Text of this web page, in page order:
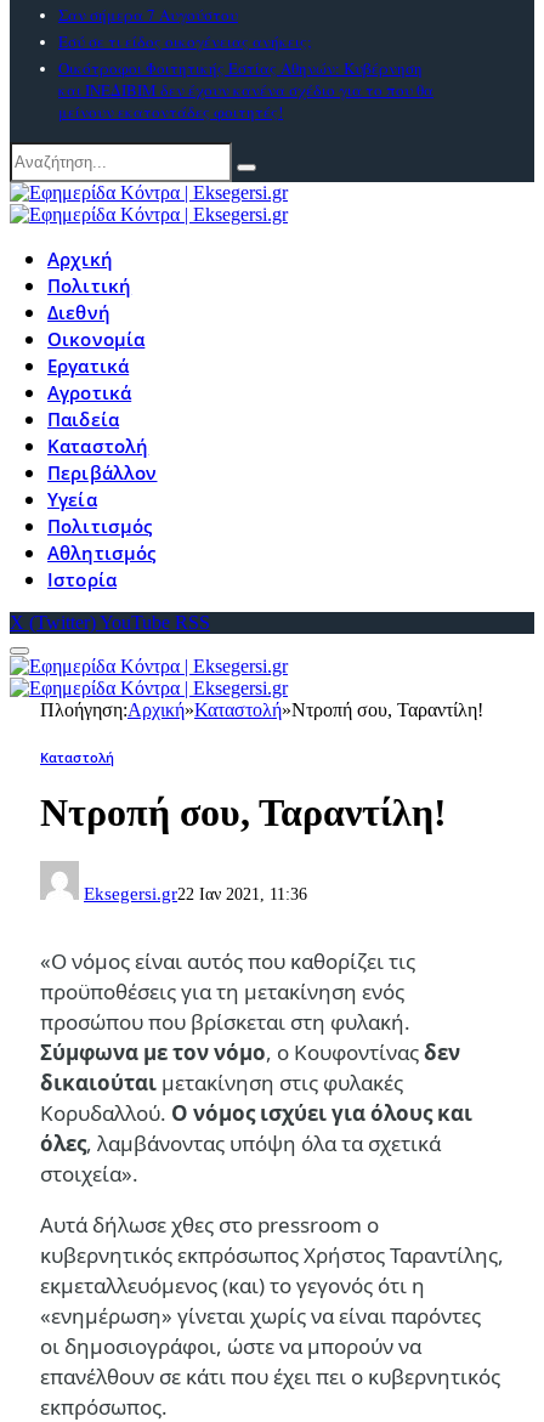
Σαν σήμερα 7 Αυγούστου
Εσύ σε τι είδος οικογένειας ανήκεις;
Οικότροφοι Φοιτητικής Εστίας Αθηνών: Κυβέρνηση
και ΙΝΕΔΙΒΙΜ δεν έχουν κανένα σχέδιο για το που θα
μείνουν εκατοντάδες φοιτητές!
Αρχική
Πολιτική
Διεθνή
Οικονομία
Εργατικά
Αγροτικά
Παιδεία
Καταστολή
Περιβάλλον
Υγεία
Πολιτισμός
Αθλητισμός
Ιστορία
X (Twitter)YouTube RSS
Πλοήγηση:Αρχική»Καταστολή»Ντροπή σου, Ταραντίλη!
Καταστολή
Ντροπή σου, Ταραντίλη!
Eksegersi.gr22 Ιαν 2021, 11:36
«Ο νόμος είναι αυτός που καθορίζει τις
προϋποθέσεις για τη μετακίνηση ενός
προσώπου που βρίσκεται στη φυλακή.
Σύμφωνα με τον νόμο, ο Κουφοντίναςδεν
δικαιούται μετακίνηση στις φυλακές
Κορυδαλλού. Ο νόμος ισχύει για όλους και
όλες, λαμβάνοντας υπόψη όλα τα σχετικά
στοιχεία».
Αυτά δήλωσε χθες στο pressroom ο
κυβερνητικός εκπρόσωπος Χρήστος Ταραντίλης,
εκμεταλλευόμενος (και) το γεγονός ότι η
«ενημέρωση» γίνεται χωρίς να είναι παρόντες
οι δημοσιογράφοι, ώστε να μπορούν να
επανέλθουν σε κάτι που έχει πει ο κυβερνητικός
εκπρόσωπος.